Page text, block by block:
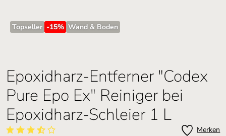
Topseller -15% Wand & Boden
Epoxidharz-Entferner "Codex
Pure Epo Ex" Reiniger bei
Epoxidharz-Schleier 1 L
Merken